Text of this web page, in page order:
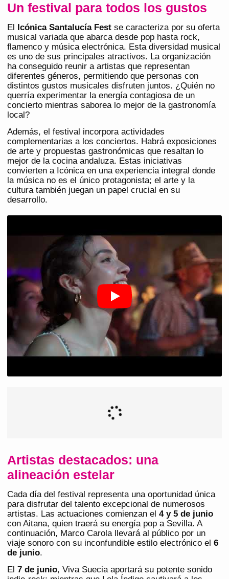
Un festival para todos los gustos
El Icónica Santalucía Fest se caracteriza por su oferta
musical variada que abarca desde pop hasta rock,
flamenco y música electrónica. Esta diversidad musical
es uno de sus principales atractivos. La organización
ha conseguido reunir a artistas que representan
diferentes géneros, permitiendo que personas con
distintos gustos musicales disfruten juntos. ¿Quién no
querría experimentar la energía contagiosa de un
concierto mientras saborea lo mejor de la gastronomía
local?
Además, el festival incorpora actividades
complementarias a los conciertos. Habrá exposiciones
de arte y propuestas gastronómicas que resaltan lo
mejor de la cocina andaluza. Estas iniciativas
convierten a Icónica en una experiencia integral donde
la música no es el único protagonista; el arte y la
cultura también juegan un papel crucial en su
desarrollo.
Artistas destacados: una
alineación estelar
Cada día del festival representa una oportunidad única
para disfrutar del talento excepcional de numerosos
artistas. Las actuaciones comienzan el 4 y 5 de junio
con Aitana, quien traerá su energía pop a Sevilla. A
continuación, Marco Carola llevará al público por un
viaje sonoro con su inconfundible estilo electrónico el 6
de junio.
El 7 de junio, Viva Suecia aportará su potente sonido